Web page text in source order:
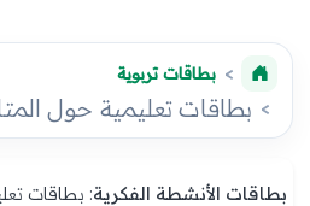
بطاقات تربوية
بطاقات تعليمية حول
بطاقات الأنشطة الفكرية: بطاقات